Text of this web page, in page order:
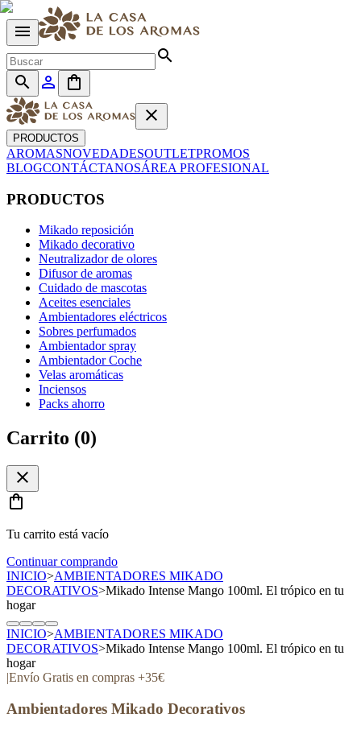
menu
search
search
person_outline
shopping_bag
close
PRODUCTOS
AROMASNOVEDADESOUTLETPROMOS
BLOGCONTÁCTANOSÁREA PROFESIONAL
PRODUCTOS
Mikado reposición
Mikado decorativo
Neutralizador de olores
Difusor de aromas
Cuidado de mascotas
Aceites esenciales
Ambientadores eléctricos
Sobres perfumados
Ambientador spray
Ambientador Coche
Velas aromáticas
Inciensos
Packs ahorro
Carrito (0)
close
shopping_bag
Tu carrito está vacío
Continuar comprando
INICIO>AMBIENTADORES MIKADO
DECORATIVOS>Mikado Intense Mango 100ml. El trópico en tu
hogar
INICIO>AMBIENTADORES MIKADO
DECORATIVOS>Mikado Intense Mango 100ml. El trópico en tu
hogar
|Envío Gratis en compras +35€
Ambientadores Mikado Decorativos